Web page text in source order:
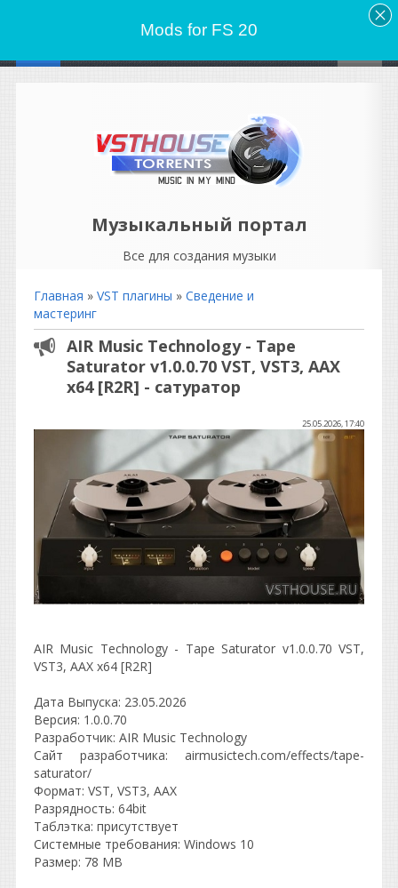
Музыкальный портал
Все для создания музыки
Главная » VST плагины » Сведение и
мастеринг
AIR Music Technology - Tape
Saturator v1.0.0.70 VST, VST3, AAX
x64 [R2R] - сатуратор
25.05.2026, 17:40
AIR Music Technology - Tape Saturator v1.0.0.70 VST,
VST3, AAX x64 [R2R]
Дата Выпуска: 23.05.2026
Версия: 1.0.0.70
Разработчик: AIR Music Technology
Сайт разработчика: airmusictech.com/effects/tape-
saturator/
Формат: VST, VST3, AAX
Разрядность: 64bit
Таблэтка: присутствует
Системные требования: Windows 10
Размер: 78 MB
Mods for FS 20